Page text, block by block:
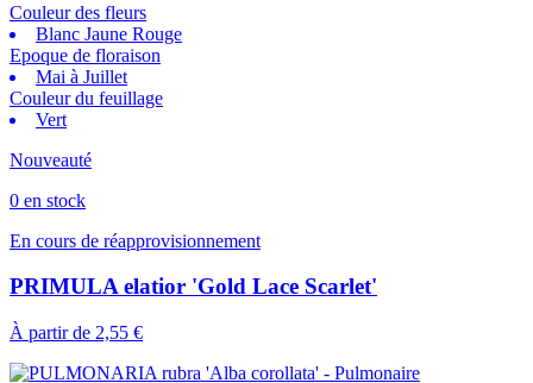
Couleur des fleurs
Blanc Jaune Rouge
Epoque de floraison
Mai à Juillet
Couleur du feuillage
Vert
Nouveauté
0 en stock
En cours de réapprovisionnement
PRIMULA elatior 'Gold Lace Scarlet'
À partir de 2,55 €